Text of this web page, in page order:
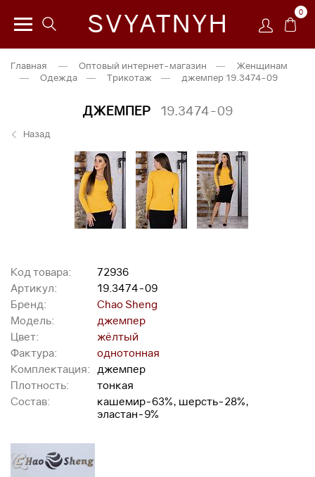
SVYATNYH 0
Главная — Оптовый интернет-магазин —
Женщинам
—
Одежда — Трикотаж — джемпер 19.3474-09
ДЖЕМПЕР 19.3474-09
Назад
Код товара:
72936
Артикул:
19.3474-09
Бренд:
Chao Sheng
Модель:
джемпер
Цвет:
жёлтый
Фактура:
однотонная
Комплектация:
джемпер
Плотность:
тонкая
Состав:
кашемир-63%, шерсть-28%,
эластан-9%